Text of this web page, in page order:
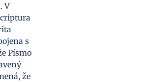
V
s
Písmo
že